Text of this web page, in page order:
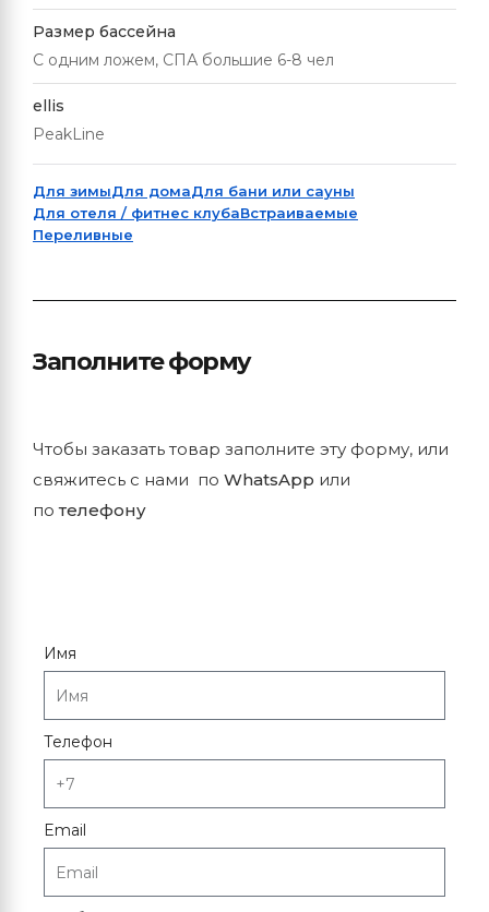
Размер бассейна
С одним ложем, СПА большие 6-8 чел
ellis
PeakLine
Для зимыДля домаДля бани или сауны
Для отеля / фитнес клубаВстраиваемые
Переливные
Заполните форму
Чтобы заказать товар заполните эту форму, или
свяжитесь с нами по WhatsApp или
потелефону
Имя
Телефон
Email